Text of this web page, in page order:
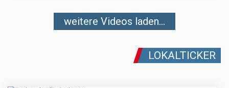
weitere Videos laden...
LOKALTICKER